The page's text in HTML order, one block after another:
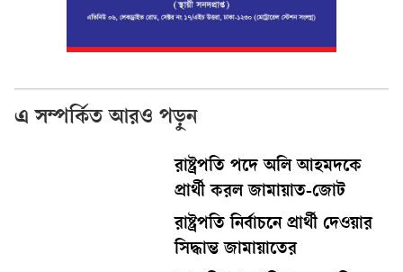
এ সম্পর্কিত আরও পড়ুন
রাষ্ট্রপতি পদে অলি আহমদকে
প্রার্থী করল জামায়াত-জোট
রাষ্ট্রপতি নির্বাচনে প্রার্থী দেওয়ার
সিদ্ধান্ত জামায়াতের